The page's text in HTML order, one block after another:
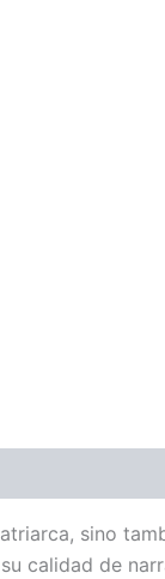
sino
calidad de